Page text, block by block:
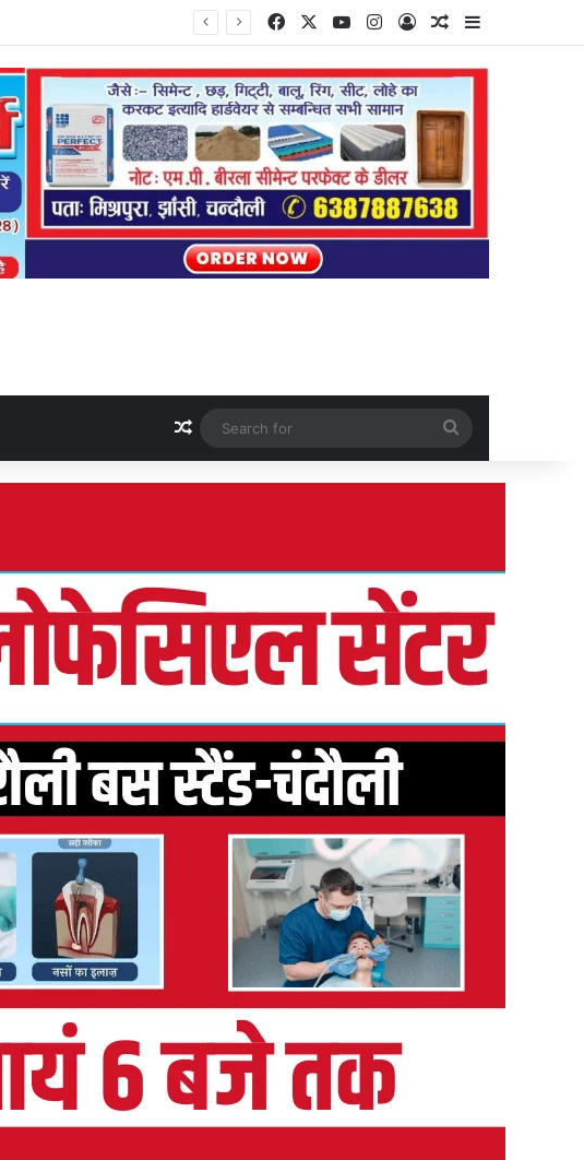
FacebookYouTubeInstagram
Log InRandom Article
Sidebar
Random Article
for